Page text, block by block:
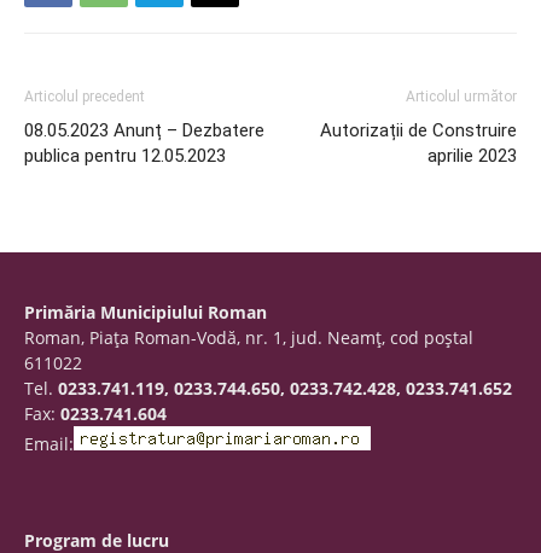
Articolul precedent
08.05.2023 Anunț – Dezbatere
publica pentru 12.05.2023
Articolul următor
Autorizații de Construire
aprilie 2023
Primăria Municipiului Roman
Roman, Piaţa Roman-Vodă, nr. 1, jud. Neamţ, cod poştal
611022
Tel. 0233.741.119, 0233.744.650, 0233.742.428, 0233.741.652
Fax: 0233.741.604
Email:
Program de lucru